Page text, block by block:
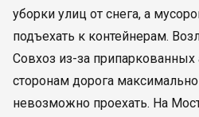
уборки улиц от снега, а
подъехать к контейнерам.
Совхоз из-за
сторонам дорога
невозможно проехать. На